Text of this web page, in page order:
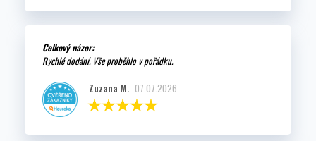
Celkový názor:
Rychlé dodání. Vše proběhlo v pořádku.
Zuzana M. 07.07.2026